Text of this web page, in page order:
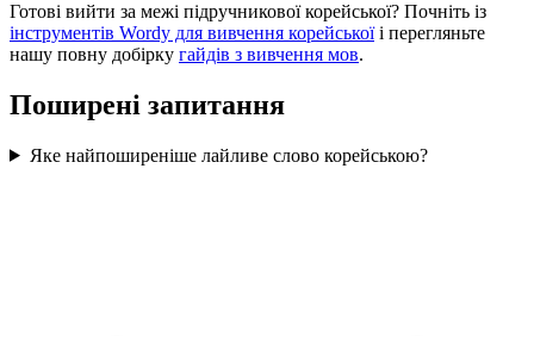
Готові вийти за межі підручникової корейської? Почніть із
інструментів Wordy для вивчення корейськоїі перегляньте
нашу повну добірку гайдів з вивчення мов.
Поширені запитання
Яке найпоширеніше лайливе слово корейською?